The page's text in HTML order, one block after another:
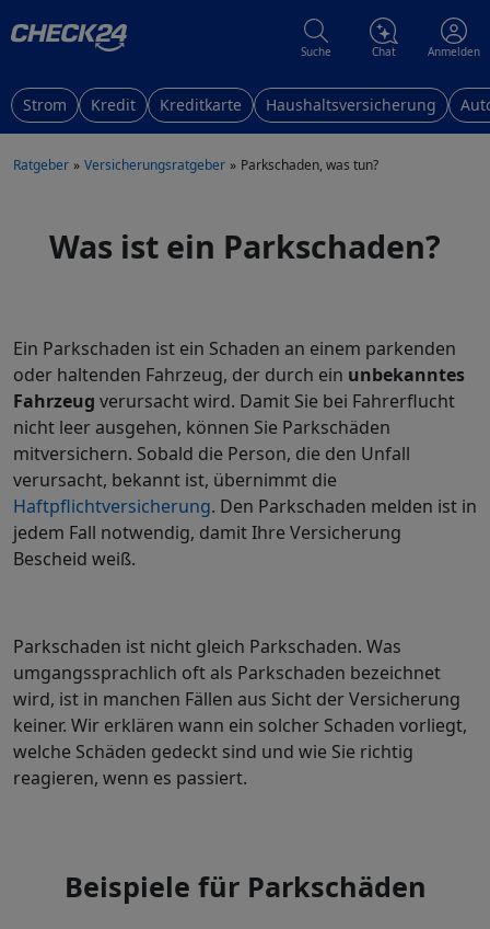
Suche Chat Anmelden
Strom Kredit Kreditkarte Haushaltsversicherung
Ratgeber Versicherungsratgeber Parkschaden, was tun?
Was ist ein Parkschaden?
Ein Parkschaden ist ein Schaden an einem parkenden
oder haltenden Fahrzeug, der durch ein unbekanntes
Fahrzeug verursacht wird. Damit Sie bei Fahrerflucht
nicht leer ausgehen, können Sie Parkschäden
mitversichern. Sobald die Person, die den Unfall
verursacht, bekannt ist, übernimmt die
Haftpflichtversicherung. Den Parkschaden melden ist in
jedem Fall notwendig, damit Ihre Versicherung
Bescheid weiß.
Parkschaden ist nicht gleich Parkschaden. Was
umgangssprachlich oft als Parkschaden bezeichnet
wird, ist in manchen Fällen aus Sicht der Versicherung
keiner. Wir erklären wann ein solcher Schaden vorliegt,
welche Schäden gedeckt sind und wie Sie richtig
reagieren, wenn es passiert.
Beispiele für Parkschäden